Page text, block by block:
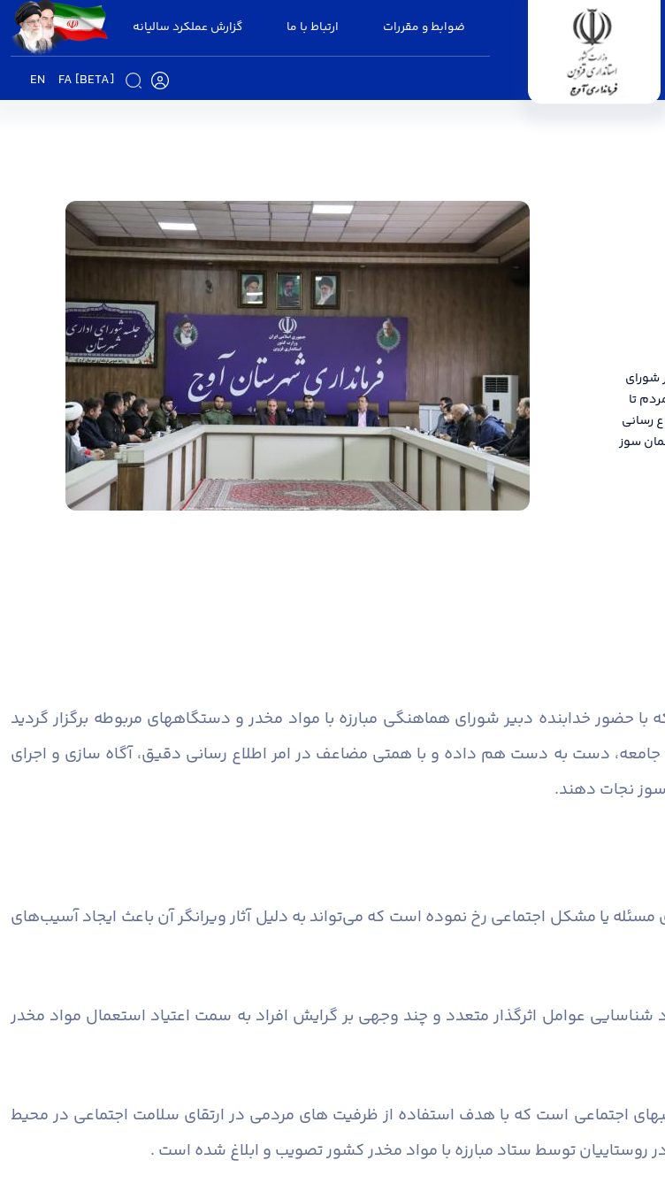
ضوابط و مقررات ارتباط با ما گزارش عملکرد سالیانه
FA [BETA]
EN
شورای
تا
رسانی
سوز
حضور خدابنده دبیر شورای هماهنگی مبارزه با مواد مخدر و دستگاههای مربوطه برگزار گردید
جامعه، دست به دست هم داده و با همتی مضاعف در امر اطلاع رسانی دقیق، آگاه سازی و اجرای
سوز نجات دهند.
یا مشکل اجتماعی رخ نموده است که می‌تواند به دلیل آثار ویرانگر آن باعث ایجاد آسیب‌های
شناسایی عوامل اثرگذار متعدد و چند وجهی بر گرایش افراد به سمت اعتیاد استعمال مواد مخدر
اجتماعی است که با هدف استفاده از ظرفیت های مردمی در ارتقای سلامت اجتماعی در محیط
توسط ستاد مبارزه با مواد مخدر کشور تصویب و ابلاغ شده است .